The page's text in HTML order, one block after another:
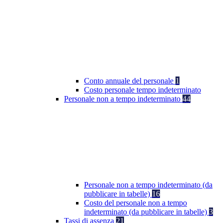
Conto annuale del personale 1
Costo personale tempo indeterminato
Personale non a tempo indeterminato 44
Personale non a tempo indeterminato (da
pubblicare in tabelle) 16
Costo del personale non a tempo
indeterminato (da pubblicare in tabelle) 3
Tassi di assenza 21